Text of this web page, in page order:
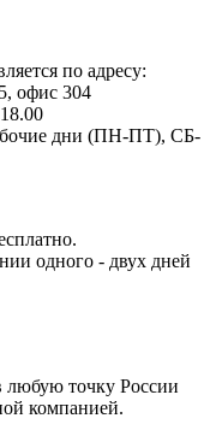
по адресу:
офис 304
дни (ПН-ПТ), СБ-
одного - двух дней
любую точку России
компанией.